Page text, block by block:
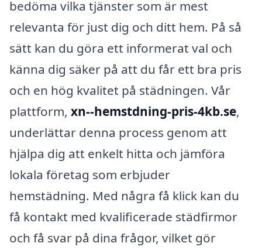
bedöma vilka tjänster som är mest
relevanta för just dig och ditt hem. På så
sätt kan du göra ett informerat val och
känna dig säker på att du får ett bra pris
och en hög kvalitet på städningen. Vår
plattform, xn--hemstdning-pris-4kb.se,
underlättar denna process genom att
hjälpa dig att enkelt hitta och jämföra
lokala företag som erbjuder
hemstädning. Med några få klick kan du
få kontakt med kvalificerade städfirmor
och få svar på dina frågor, vilket gör